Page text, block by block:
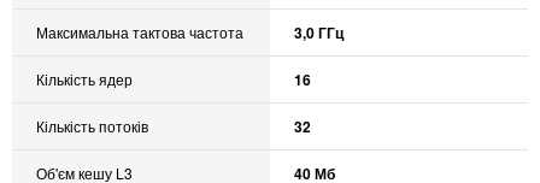
Максимальна тактова частота 3,0 ГГц
Кількість ядер 16
Кількість потоків 32
Об'єм кешу L3 40 Мб